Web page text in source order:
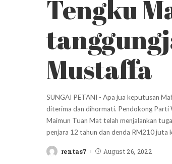
Tengku
Mustaffa
SUNGAI PETANI - Apa jua keputusan
diterima dan dihormati. Pendokong Parti
Maimun Tuan Mat telah menjalankan
penjara 12 tahun dan denda RM210 juta
Postedrentas7 August 26, 2022